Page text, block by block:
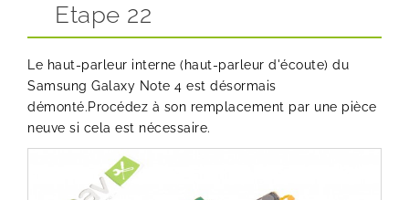
Etape 22
Le haut-parleur interne (haut-parleur d'écoute) du
Samsung Galaxy Note 4 est désormais
démonté.Procédez à son remplacement par une pièce
neuve si cela est nécessaire.